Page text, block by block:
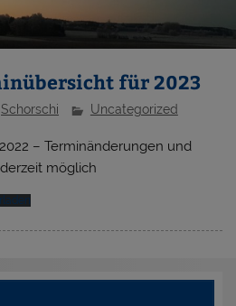
für 2023
Schorschi Uncategorized
– Terminänderungen und
möglich